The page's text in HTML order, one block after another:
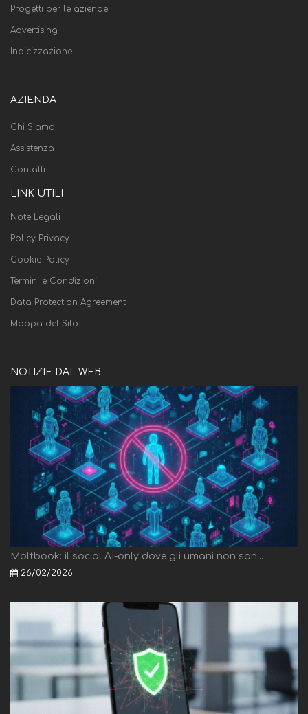
Progetti per le aziende
Advertising
Indicizzazione
AZIENDA
Chi Siamo
Assistenza
Contatti
LINK UTILI
Note Legali
Policy Privacy
Cookie Policy
Termini e Condizioni
Data Protection Agreement
Mappa del Sito
NOTIZIE DAL WEB
Moltbook: il social AI-only dove gli umani non son...
26/02/2026